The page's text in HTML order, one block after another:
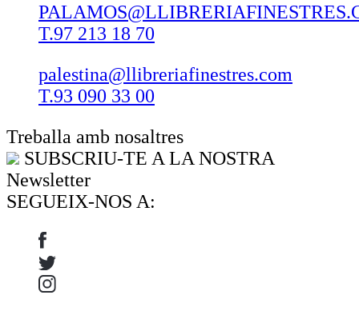
T.97 213 18 70
palestina@llibreriafinestres.com
T.93 090 33 00
Treballa amb nosaltres
SUBSCRIU-TE A LA NOSTRA
Newsletter
SEGUEIX-NOS A: